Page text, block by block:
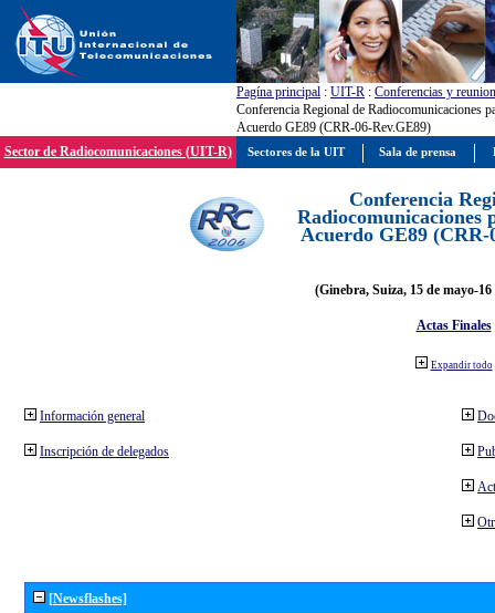
Pagína principal : UIT-R : Conferencias y
Conferencia Regional de Radiocomunicaciones
Acuerdo GE89 (CRR-06-Rev.GE89)
Sector de Radiocomunicaciones (UIT-R)
Conferencia
Radiocomunicaciones
Acuerdo GE89 (CRR-
(Ginebra, Suiza, 15 de mayo-
Actas Finales
Expandir todo
Información general
Inscripción de delegados
[Newsflashes]
Sectores de la UIT Sala de prensa